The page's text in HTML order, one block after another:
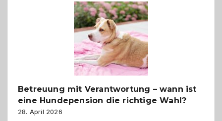
Betreuung mit Verantwortung – wann ist
eine Hundepension die richtige Wahl?
28. April 2026